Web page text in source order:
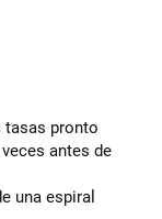
tasas pronto
antes de
una espiral